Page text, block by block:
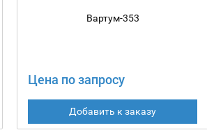
Вартум-353
Цена по запросу
Добавить к заказу